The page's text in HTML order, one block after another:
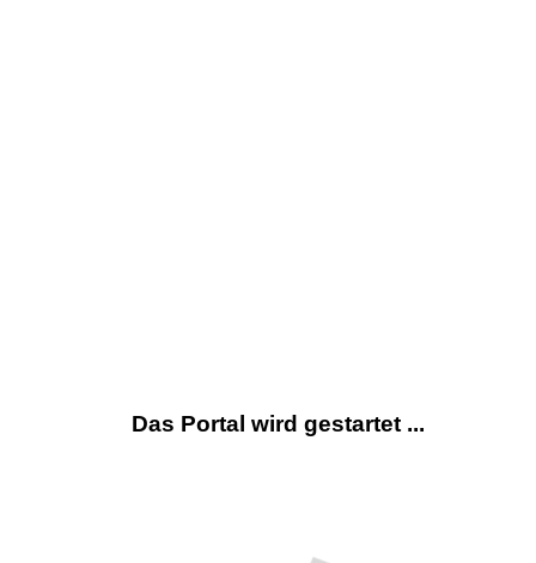
Das Portal wird gestartet ...